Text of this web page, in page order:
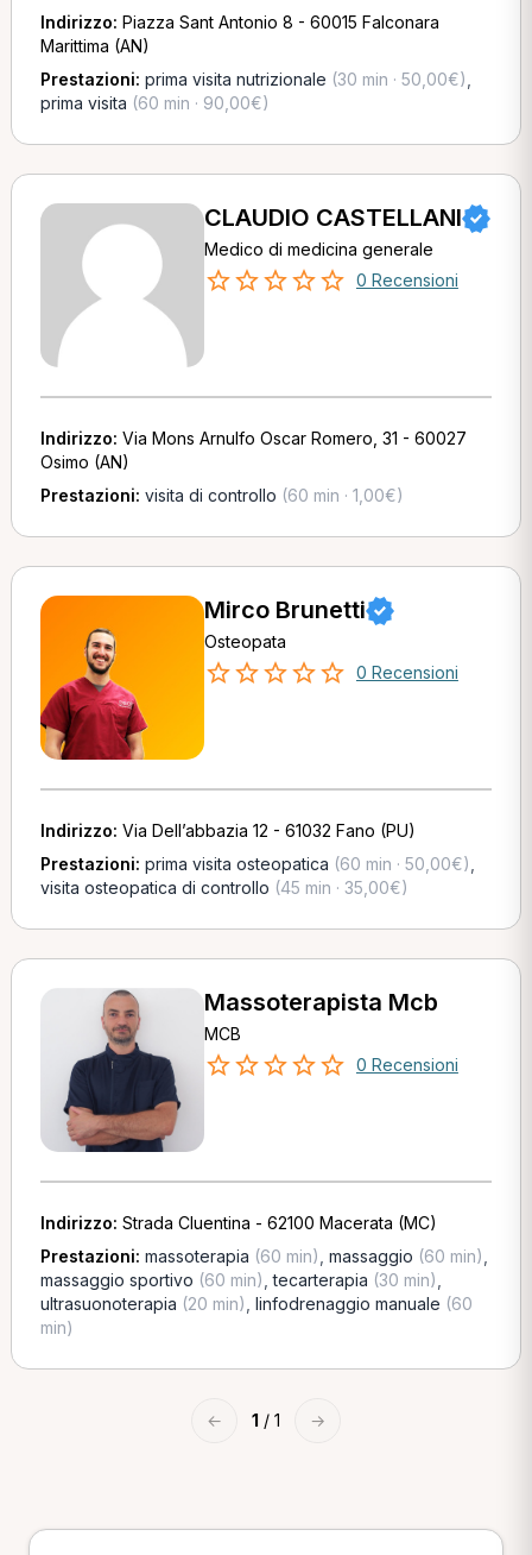
Indirizzo: Piazza Sant Antonio 8 - 60015 Falconara
Marittima (AN)
Prestazioni: prima visita nutrizionale (30 min · 50,00€)
prima visita (60 min · 90,00€)
CLAUDIO CASTELLANI
Medico di medicina generale
0 Recensioni
Indirizzo: Via Mons Arnulfo Oscar Romero, 31 - 60027
Osimo (AN)
Prestazioni: visita di controllo (60 min · 1,00€)
Mirco Brunetti
Osteopata
0 Recensioni
Indirizzo: Via Dell’abbazia 12 - 61032 Fano (PU)
Prestazioni: prima visita osteopatica (60 min · 50,00€)
visita osteopatica di controllo (45 min · 35,00€)
Massoterapista Mcb
MCB
0 Recensioni
Indirizzo: Strada Cluentina - 62100 Macerata (MC)
Prestazioni: massoterapia (60 min) massaggio (60 min)
massaggio sportivo (60 min) ,tecarterapia (30 min)
ultrasuonoterapia (20 min) linfodrenaggio manuale (60
min)
← 1 / 1 →